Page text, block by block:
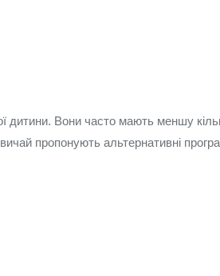
дитини. Вони часто мають меншу
пропонують альтернативні